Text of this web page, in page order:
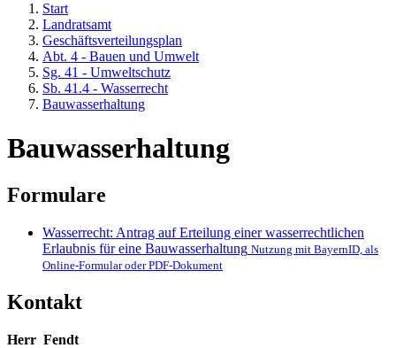
Start
Landratsamt
Geschäftsverteilungsplan
Abt. 4 - Bauen und Umwelt
Sg. 41 - Umweltschutz
Sb. 41.4 - Wasserrecht
Bauwasserhaltung
Bauwasserhaltung
Formulare
Wasserrecht: Antrag auf Erteilung einer wasserrechtlichen
Erlaubnis für eine Bauwasserhaltung Nutzung mit BayernID, als
Online-Formular oder PDF-Dokument
Kontakt
Herr Fendt